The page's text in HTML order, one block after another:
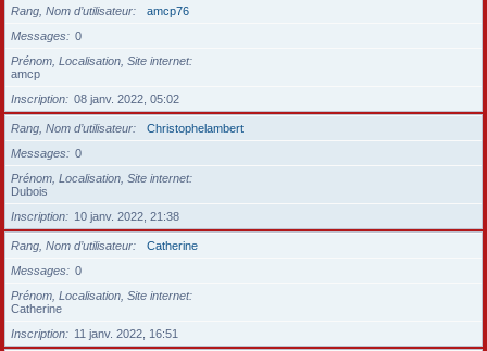
Rang, Nom d’utilisateur
amcp76
Messages
0
Prénom, Localisation, Site internet
amcp
Inscription
08 janv. 2022, 05:02
Rang, Nom d’utilisateur
Christophelambert
Messages
0
Prénom, Localisation, Site internet
Dubois
Inscription
10 janv. 2022, 21:38
Rang, Nom d’utilisateur
Catherine
Messages
0
Prénom, Localisation, Site internet
Catherine
Inscription
11 janv. 2022, 16:51